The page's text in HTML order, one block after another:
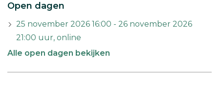
Open dagen
25 november 2026 16:00 - 26 november 2026
21:00 uur, online
Alle open dagen bekijken